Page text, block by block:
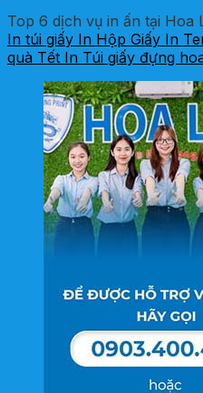
Top 6 dịch vụ in ấn tại Hoa
In túi giấy In Hộp Giấy In
quà Tết In Túi giấy đựng